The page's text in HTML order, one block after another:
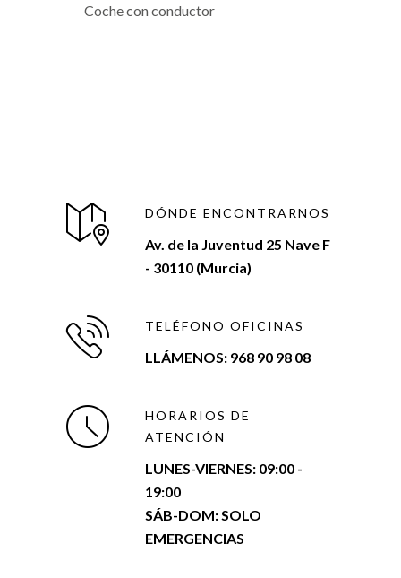
Coche con conductor
DÓNDE ENCONTRARNOS
Av. de la Juventud 25 Nave F
- 30110 (Murcia)
TELÉFONO OFICINAS
LLÁMENOS: 968 90 98 08
HORARIOS DE
ATENCIÓN
LUNES-VIERNES: 09:00 -
19:00
SÁB-DOM: SOLO
EMERGENCIAS